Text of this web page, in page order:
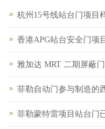
杭州15号线站台门项目
香港APG站台安全门项
雅加达 MRT 二期屏蔽
菲勒自动门参与制造的
菲勒蒙特雷项目站台门